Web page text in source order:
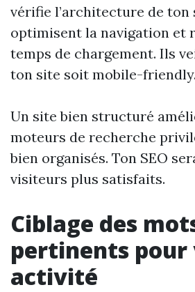
vérifie l’architecture de ton
optimisent la navigation et
temps de chargement. Ils
ton site soit mobile-friendly.
Un site bien structuré
moteurs de recherche
bien organisés. Ton SEO
visiteurs plus satisfaits.
Ciblage des
pertinents pour
activité